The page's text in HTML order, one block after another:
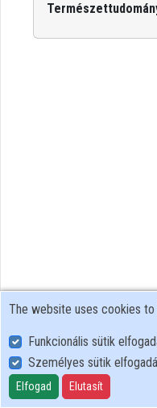
Categories
User Policy
Adatkezelési tájékoztató (en)
Cookie Policy
The website uses cookies
Funkcionális sütik
Személyes sütik
Elfogad Elutasít